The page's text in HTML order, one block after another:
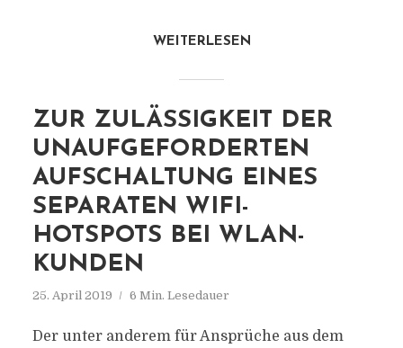
WEITERLESEN
ZUR ZULÄSSIGKEIT DER
UNAUFGEFORDERTEN
AUFSCHALTUNG EINES
SEPARATEN WIFI-
HOTSPOTS BEI WLAN-
KUNDEN
25. April 2019 6 Min. Lesedauer
Der unter anderem für Ansprüche aus dem